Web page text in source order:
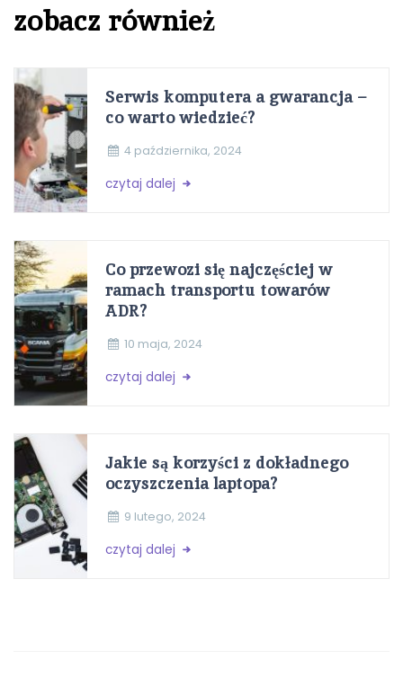
zobacz również
Serwis komputera a gwarancja –
co warto wiedzieć?
4 października, 2024
czytaj dalej
Co przewozi się najczęściej w
ramach transportu towarów
ADR?
10 maja, 2024
czytaj dalej
Jakie są korzyści z dokładnego
oczyszczenia laptopa?
9 lutego, 2024
czytaj dalej